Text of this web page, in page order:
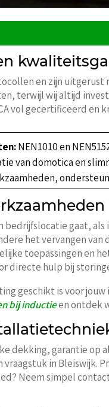
en zijn
terwijl wij altijd
vol gecertificeerd en
NEN1010 en
van domotica en
bedrijfslocatie gaat,
het vervangen
toepassingen en
directe hulp bij
geschikt is voor
bij inductieen ontdek
dekking, garantie
in Bleiswijk.
Neem simpel